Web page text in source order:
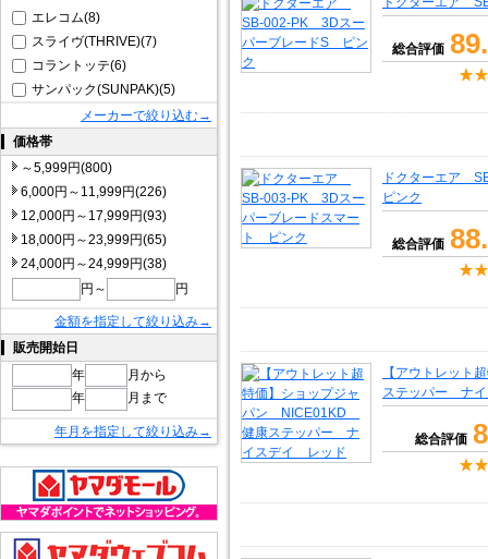
エレコム(8)
スライヴ(THRIVE)(7)
コラントッテ(6)
サンパック(SUNPAK)(5)
メーカーで絞り込む→
価格帯
～5,999円(800)
6,000円～11,999円(226)
12,000円～17,999円(93)
18,000円～23,999円(65)
24,000円～24,999円(38)
円～
円
金額を指定して絞り込み→
販売開始日
年
月から
年
月まで
年月を指定して絞り込み→
総合評価
ドクターエア
ピンク
総合評価
【アウトレッ
ステッパー ナ
総合評価